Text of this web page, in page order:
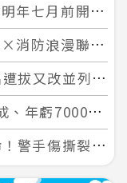
蓮2小時生活圈成形
32人配對成功5對
家長怒：難以接受
喊：真的快飛不下去
竟救到藝人何篤霖哥哥